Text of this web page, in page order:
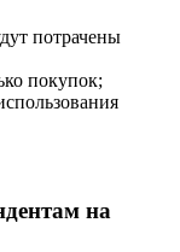
потрачены
покупок;
на